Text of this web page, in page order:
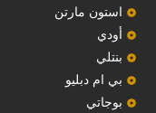
استون مارتن
أودي
بنتلي
بي ام دبليو
بوجاتي